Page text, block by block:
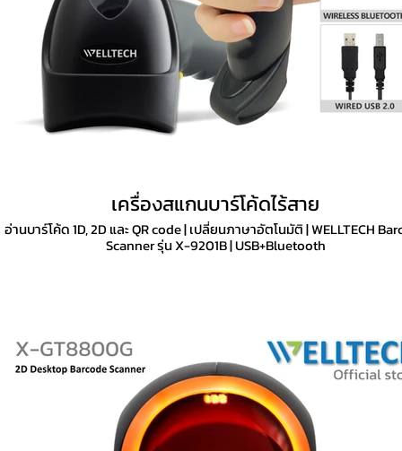
เครื่องสแกนบาร์โค้ดไร้สาย
อ่านบาร์โค้ด 1D, 2D และ QR code | เปลี่ยนภาษาอัตโนมัติ | WELLTECH
Scanner รุ่น X-9201B | USB+Bluetooth